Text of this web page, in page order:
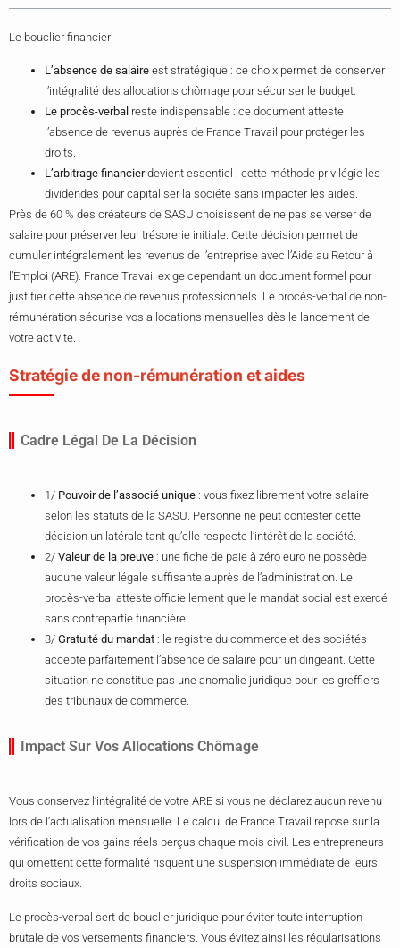
Le bouclier financier
L’absence de salaire est stratégique : ce choix permet de conserver
l’intégralité des allocations chômage pour sécuriser le budget.
Le procès-verbal reste indispensable : ce document atteste
l’absence de revenus auprès de France Travail pour protéger les
droits.
L’arbitrage financierdevient essentiel : cette méthode privilégie les
dividendes pour capitaliser la société sans impacter les aides.
Près de 60 % des créateurs de SASU choisissent de ne pas se verser de
salaire pour préserver leur trésorerie initiale. Cette décision permet de
cumuler intégralement les revenus de l’entreprise avec l’Aide au Retour à
l’Emploi (ARE). France Travail exige cependant un document formel pour
justifier cette absence de revenus professionnels. Le procès-verbal de non-
rémunération sécurise vos allocations mensuelles dès le lancement de
votre activité.
Stratégie de non-rémunération et aides
Cadre Légal De La Décision
1/ Pouvoir de l’associé unique : vous fixez librement votre salaire
selon les statuts de la SASU. Personne ne peut contester cette
décision unilatérale tant qu’elle respecte l’intérêt de la société.
2/ Valeur de la preuve : une fiche de paie à zéro euro ne possède
aucune valeur légale suffisante auprès de l’administration. Le
procès-verbal atteste officiellement que le mandat social est exercé
sans contrepartie financière.
3/ Gratuité du mandat : le registre du commerce et des sociétés
accepte parfaitement l’absence de salaire pour un dirigeant. Cette
situation ne constitue pas une anomalie juridique pour les greffiers
des tribunaux de commerce.
Impact Sur Vos Allocations Chômage
Vous conservez l’intégralité de votre ARE si vous ne déclarez aucun revenu
lors de l’actualisation mensuelle. Le calcul de France Travail repose sur la
vérification de vos gains réels perçus chaque mois civil. Les entrepreneurs
qui omettent cette formalité risquent une suspension immédiate de leurs
droits sociaux.
Le procès-verbal sert de bouclier juridique pour éviter toute interruption
brutale de vos versements financiers. Vous évitez ainsi les régularisations